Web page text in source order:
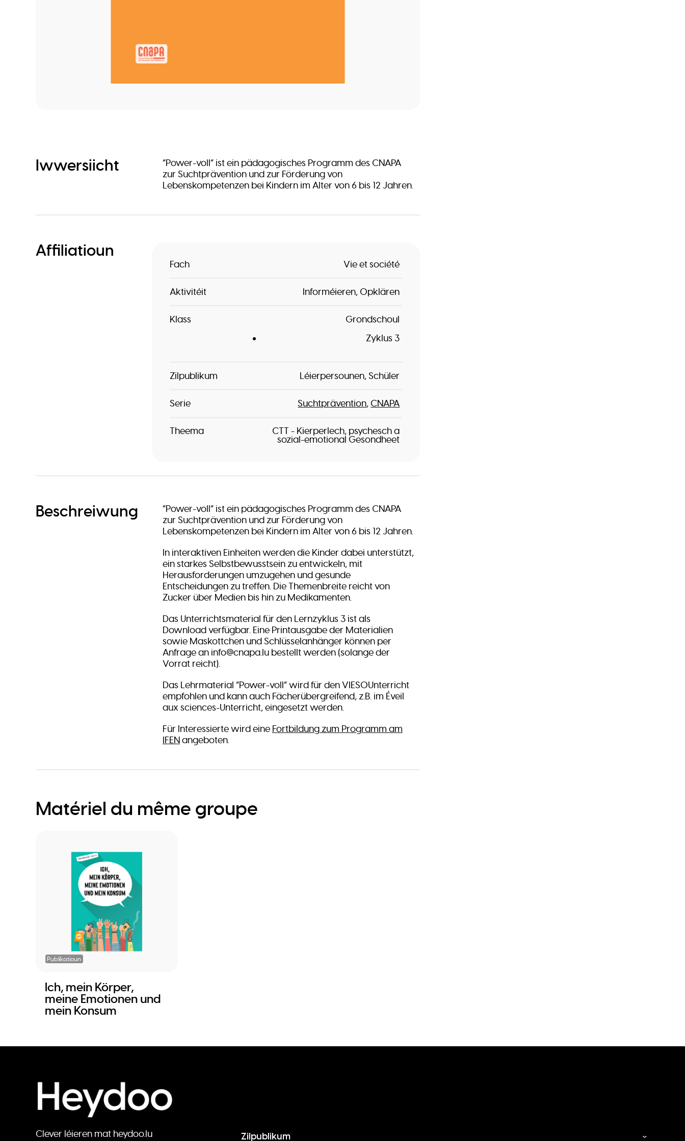
Iwwersiicht
“Power-voll” ist ein pädagogisches Programm des CNAPA
zur Suchtprävention und zur Förderung von
Lebenskompetenzen bei Kindern im Alter von 6 bis 12 Jahren.
Affiliatioun
Fach Vie et société
Aktivitéit Informéieren Opklären
Klass
Grondschoul
Zyklus 3
Zilpublikum Léierpersounen Schüler
Serie Suchtprävention CNAPA
Theema CTT - Kierperlech, psychesch a
sozial-emotional Gesondheet
Beschreiwung
“Power-voll” ist ein pädagogisches Programm des CNAPA
zur Suchtprävention und zur Förderung von
Lebenskompetenzen bei Kindern im Alter von 6 bis 12 Jahren.
In interaktiven Einheiten werden die Kinder dabei unterstützt,
ein starkes Selbstbewusstsein zu entwickeln, mit
Herausforderungen umzugehen und gesunde
Entscheidungen zu treffen. Die Themenbreite reicht von
Zucker über Medien bis hin zu Medikamenten.
Das Unterrichtsmaterial für den Lernzyklus 3 ist als
Download verfügbar. Eine Printausgabe der Materialien
sowie Maskottchen und Schlüsselanhänger können per
Anfrage an info@cnapa.lu bestellt werden (solange der
Vorrat reicht).
Das Lehrmaterial “Power-voll” wird für den VIESOUnterricht
empfohlen und kann auch Fächerübergreifend, z.B. im Éveil
aux sciences-Unterricht, eingesetzt werden.
Für Interessierte wird eine Fortbildung zum Programm am
IFENangeboten.
Matériel du même groupe
Publikatioun
Ich, mein Körper,
meine Emotionen und
mein Konsum
Clever léieren mat heydoo.lu Zilpublikum